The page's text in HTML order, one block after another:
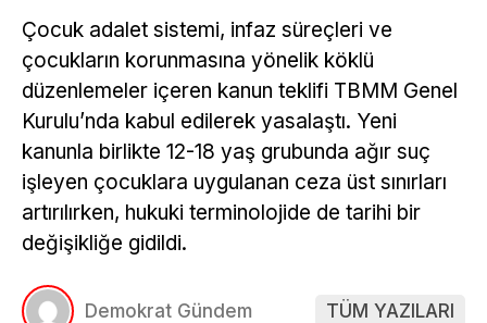
Çocuk adalet sistemi, infaz süreçleri ve
çocukların korunmasına yönelik köklü
düzenlemeler içeren kanun teklifi TBMM Genel
Kurulu’nda kabul edilerek yasalaştı. Yeni
kanunla birlikte 12-18 yaş grubunda ağır suç
işleyen çocuklara uygulanan ceza üst sınırları
artırılırken, hukuki terminolojide de tarihi bir
değişikliğe gidildi.
Demokrat Gündem TÜM YAZILARI